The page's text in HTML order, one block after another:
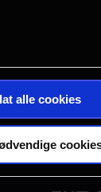
alle cookies